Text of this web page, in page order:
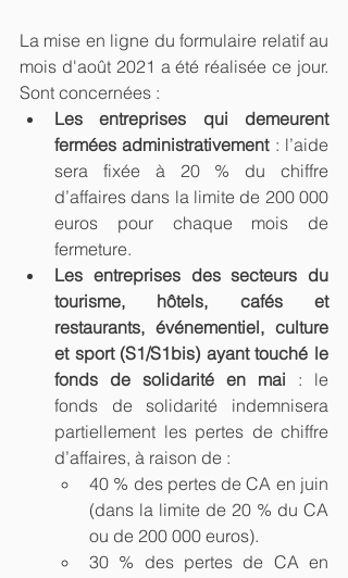
La mise en ligne du formulaire relatif au
mois d'août 2021 a été réalisée ce jour.
Sont concernées :
Les entreprises qui demeurent
fermées administrativement : l’aide
sera fixée à 20 % du chiffre
d’affaires dans la limite de 200 000
euros pour chaque mois de
fermeture.
Les entreprises des secteurs du
tourisme, hôtels, cafés et
restaurants, événementiel, culture
et sport (S1/S1bis) ayant touché le
fonds de solidarité en mai : le
fonds de solidarité indemnisera
partiellement les pertes de chiffre
d’affaires, à raison de :
40 % des pertes de CA en juin
(dans la limite de 20 % du CA
ou de 200 000 euros).
30 % des pertes de CA en